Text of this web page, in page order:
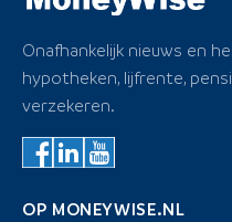
Onafhankelijk nieuws en
hypotheken, lijfrente,
verzekeren.
OP MONEYWISE.NL